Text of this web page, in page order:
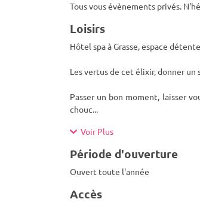
Tous vous évènements privés.
Loisirs
Hôtel spa à Grasse, espace
Les vertus de cet élixir, donner un
Passer un bon moment, laisser
chouc...
Voir Plus
Période d'ouverture
Ouvert toute l'année
Accès